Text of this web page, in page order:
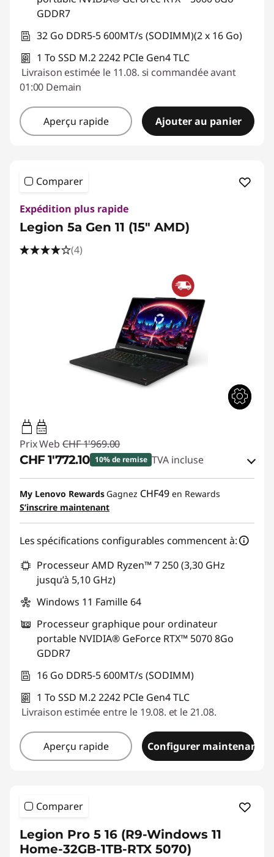
GDDR7
32 Go DDR5-5 600MT/s (SODIMM)(2 x 16 Go)
1 To SSD M.2 2242 PCIe Gen4 TLC
Livraison estimée le 11.08. si commandée avant
01:00 Demain
Aperçu rapide Ajouter au panier
Comparer
Expédition plus rapide
Legion 5a Gen 11 (15" AMD)
(4)
65W-100W
USB PD
Prix Web CHF 1'969.00
CHF 1'772.10 10% de remise TVA incluse
Bons de réduction en ligne :-CHF 196.90
Code de réduction :
My Lenovo Rewards Gagnez CHF49 en Rewards
S’inscrire maintenant
Les spécifications configurables commencent à:
Processeur AMD Ryzen™ 7 250 (3,30 GHz
jusqu’à 5,10 GHz)
Windows 11 Famille 64
Processeur graphique pour ordinateur
portable NVIDIA® GeForce RTX™ 5070 8Go
GDDR7
16 Go DDR5-5 600MT/s (SODIMM)
1 To SSD M.2 2242 PCIe Gen4 TLC
Livraison estimée entre le 19.08. et le 21.08.
Aperçu rapide Configurer maintenant
Comparer
Legion Pro 5 16 (R9-Windows 11
Home-32GB-1TB-RTX 5070)